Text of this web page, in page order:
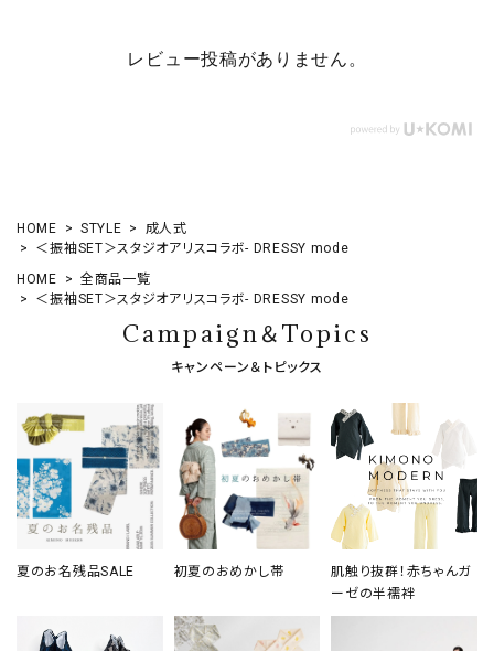
レビュー投稿がありません。
HOME STYLE
成人式
＜振袖SET＞スタジオアリスコラボ- DRESSY mode
HOME
全商品一覧
＜振袖SET＞スタジオアリスコラボ- DRESSY mode
Campaign＆Topics
キャンペーン＆トピックス
夏のお名残品SALE 初夏のおめかし帯
肌触り抜群！赤ちゃんガ
ーゼの半襦袢